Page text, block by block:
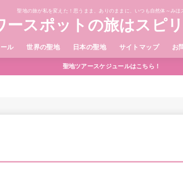
聖地の旅が私を変えた！思うまま、ありのままに、いつも自然体～みほ
ースポットの旅はスピ
ル 世界の聖地 日本の聖地 サイトマップ お
聖地ツアースケジュールはこちら！